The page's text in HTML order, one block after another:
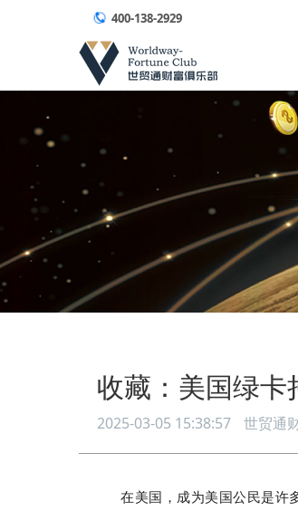
400-138-2929
收藏：美国绿卡
2025-03-05 15:38:57 世贸通
在美国，成为美国公民是许